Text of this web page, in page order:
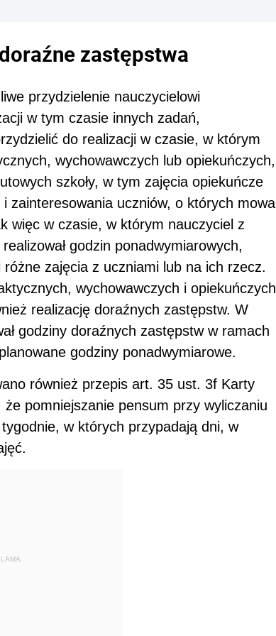
zastępstwa
przydzielenie nauczycielowi
w tym czasie innych zadań,
do realizacji w czasie, w którym
wychowawczych lub opiekuńczych,
szkoły, w tym zajęcia opiekuńcze
zainteresowania uczniów, o których mowa
więc w czasie, w którym nauczyciel z
godzin ponadwymiarowych,
zajęcia z uczniami lub na ich rzecz.
wychowawczych i opiekuńczych
realizację doraźnych zastępstw. W
godziny doraźnych zastępstw w ramach
godziny ponadwymiarowe.
również przepis art. 35 ust. 3f Karty
pomniejszanie pensum przy wyliczaniu
w których przypadają dni, w